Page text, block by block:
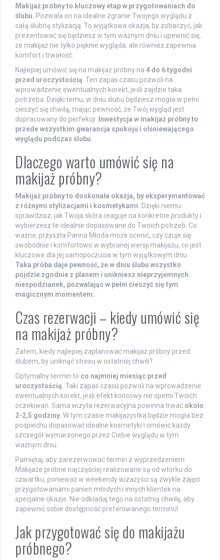
Makijaż próbny to kluczowy etap w przygotowaniach do
ślubu. Pozwala on na idealne zgranie Twojego wyglądu z
całą ślubną stylizacją. To wyjątkowa okazja, by zobaczyć, jak
prezentować się będziesz w tym ważnym dniu i upewnić się,
że makijaż nie tylko pięknie wygląda, ale również zapewnia
komfort i trwałość.
Najlepiej umówić się na makijaż próbny na 4 do 6 tygodni
przed uroczystością. Ten zapas czasu pozwoli na
wprowadzenie ewentualnych korekt, jeśli zajdzie taka
potrzeba. Dzięki temu, w dniu ślubu będziesz mogła w pełni
cieszyć się chwilą, mając pewność, że Twój wygląd jest
dopracowany do perfekcji. Inwestycja w makijaż próbny to
przede wszystkim gwarancja spokoju i olśniewającego
wyglądu podczas ślubu.
Dlaczego warto umówić się na
makijaż próbny?
Makijaż próbny to doskonała okazja, by eksperymentować
z różnymi stylizacjami i kosmetykami. Dzięki niemu
sprawdzisz, jak Twoja skóra reaguje na konkretne produkty i
wybierzesz te idealnie dopasowane do Twoich potrzeb. Co
ważne, przyszła Panna Młoda może ocenić, czy czuje się
swobodnie i komfortowo w wybranej wersji makijażu, co jest
kluczowe dla jej samopoczucia w tym wyjątkowym dniu.
Taka próba daje pewność, że w dniu ślubu wszystko
pójdzie zgodnie z planem i unikniesz nieprzyjemnych
niespodzianek, pozwalając w pełni cieszyć się tym
magicznym momentem.
Czas rezerwacji – kiedy umówić się
na makijaż próbny?
Zatem, kiedy najlepiej zaplanować makijaż próbny przed
ślubem, by uniknąć stresu w ostatniej chwili?
Optymalny termin to co najmniej miesiąc przed
uroczystością. Taki zapas czasu pozwoli na wprowadzenie
ewentualnych korekt, jeśli efekt końcowy nie spełni Twoich
oczekiwań. Sama wizyta rezerwacyjna powinna trwać około
2-2,5 godziny. W tym czasie makijażystka będzie mogła bez
pośpiechu dopasować idealne kosmetyki i omówić każdy
szczegół wymarzonego przez Ciebie wyglądu w tym
ważnym dniu.
Pamiętaj, aby zarezerwować termin z wyprzedzeniem.
Makijaże próbne najczęściej realizowane są od wtorku do
czwartku, ponieważ w weekendy wizażyści są zwykle zajęci
przygotowaniami panien młodych i innych klientek na
specjalne okazje. Nie odkładaj tego na ostatnią chwilę, aby
zapewnić sobie dostępność preferowanego terminu!
Jak przygotować się do makijażu
próbnego?